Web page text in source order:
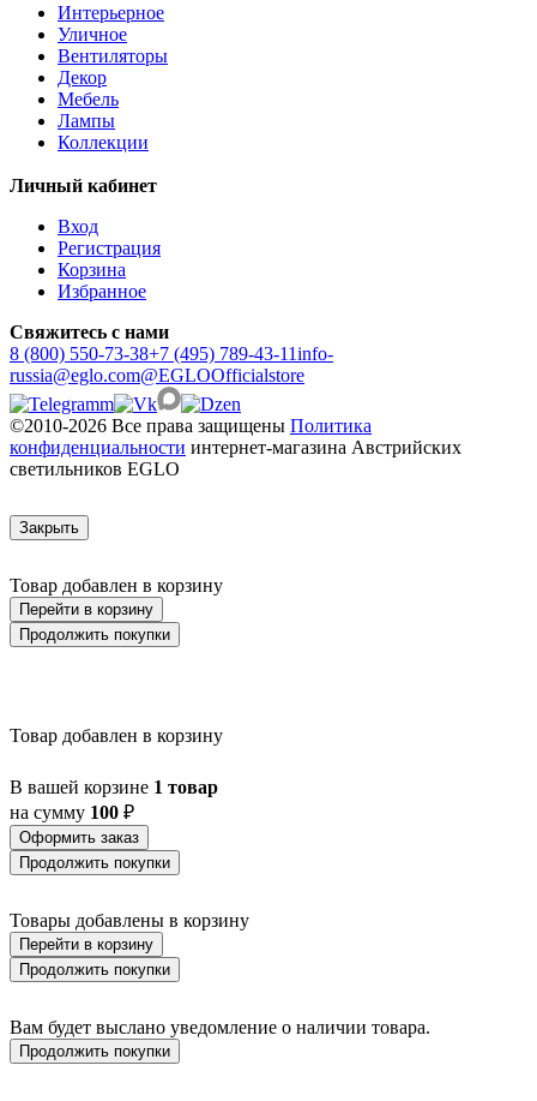
ANTELAO
ANTIPOLO
ANWICK
ANWICK 1
ANZINO
APRICALE
ARACENA
ARANZOLA
ARGOLIS 2
ARISCANI
ARISCANI 2
ARNHEM
ARTANA
ASBY
ASINDRO
ATOLLARI
AULIYE
AUROTONELLO
AUSTELL
AZBARREN
BABIRIK
BALEZZE
BALIGIAN
BALIGUIAN
BALLINA
BAMPTON
BANI
BARI 1
BARI-M
BARNSTAPLE
BASALGO 1
BASILANO
BATABANO
BATALLAS
BAZELY
BELCREDA
BELESER
BELLARIVA 3
Интерьерное
Уличное
Вентиляторы
Декор
Мебель
Лампы
Коллекции
Личный кабинет
Вход
Регистрация
Корзина
Избранное
Свяжитесь с нами
8 (800) 550-73-38+7 (495) 789-43-11info-
russia@eglo.com@EGLOOfficialstore
©2010-2026 Все права защищены Политика
конфиденциальности интернет-магазина Австрийских
светильников EGLO
Закрыть
Товар добавлен в корзину
Перейти в корзину
Продолжить покупки
Товар добавлен в корзину
В вашей корзине 1 товар
на сумму 100 ₽
Оформить заказ
Продолжить покупки
Товары добавлены в корзину
Перейти в корзину
Продолжить покупки
Вам будет выслано уведомление о наличии товара.
Продолжить покупки